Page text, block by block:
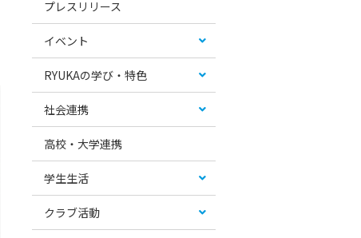
ビ
シ
め
テ
リ
ス
プレスリリース
イベント
RYUKAの学び・特色
社会連携
高校・大学連携
学生生活
クラブ活動